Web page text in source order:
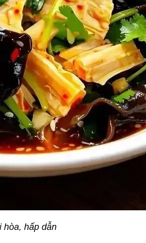
hòa, hấp dẫn